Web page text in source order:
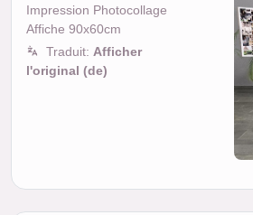
Impression Photocollage
Affiche 90x60cm
Traduit: Afficher
l'original (de)